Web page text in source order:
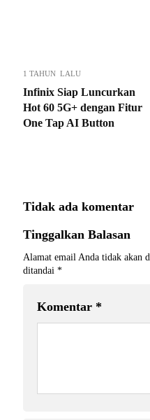
1 TAHUN LALU
Infinix Siap Luncurkan
Hot 60 5G+ dengan Fitur
One Tap AI Button
Tidak ada komentar
Tinggalkan Balasan
Alamat email Anda tidak akan
ditandai *
Komentar *